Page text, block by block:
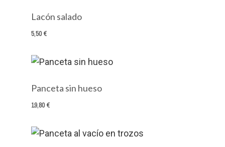
Lacón salado
5,50 €
Panceta sin hueso
19,80 €